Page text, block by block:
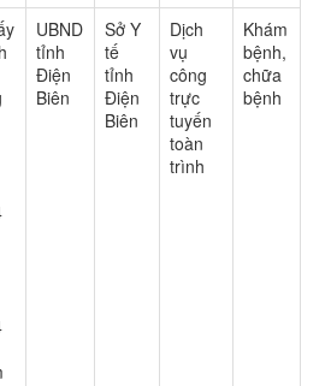
UBND
tỉnh
Điện
Biên
Sở Y
tế
tỉnh
Điện
Biên
Dịch
vụ
công
trực
tuyến
toàn
trình
Khám
bệnh,
chữa
bệnh